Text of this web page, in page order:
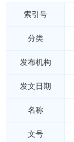
索引号
分类
发布机构
发文日期
名称
文号